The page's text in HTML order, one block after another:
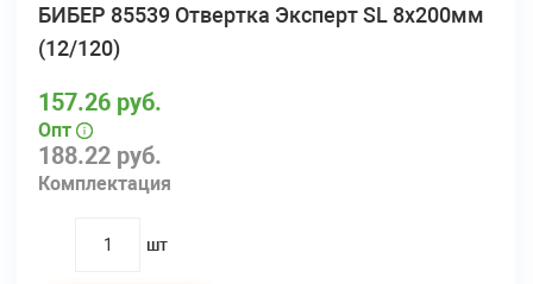
БИБЕР 85539 Отвертка Эксперт SL 8х200мм
(12/120)
188.22 руб.
Комплектация
157.26 руб.
Опт
quantity
шт